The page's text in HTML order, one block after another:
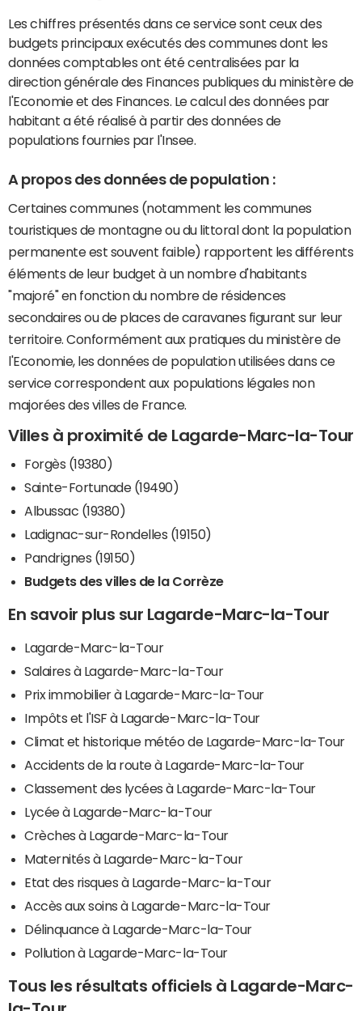
Les chiffres présentés dans ce service sont ceux des
budgets principaux exécutés des communes dont les
données comptables ont été centralisées par la
direction générale des Finances publiques du ministère de
l'Economie et des Finances. Le calcul des données par
habitant a été réalisé à partir des données de
populations fournies par l'Insee.
A propos des données de population :
Certaines communes (notamment les communes
touristiques de montagne ou du littoral dont la population
permanente est souvent faible) rapportent les différents
éléments de leur budget à un nombre d'habitants
"majoré" en fonction du nombre de résidences
secondaires ou de places de caravanes figurant sur leur
territoire. Conformément aux pratiques du ministère de
l'Economie, les données de population utilisées dans ce
service correspondent aux populations légales non
majorées des villes de France.
Villes à proximité de Lagarde-Marc-la-Tour
Forgès (19380)
Sainte-Fortunade (19490)
Albussac (19380)
Ladignac-sur-Rondelles (19150)
Pandrignes (19150)
Budgets des villes de la Corrèze
En savoir plus sur Lagarde-Marc-la-Tour
Lagarde-Marc-la-Tour
Salaires à Lagarde-Marc-la-Tour
Prix immobilier à Lagarde-Marc-la-Tour
Impôts et l'ISF à Lagarde-Marc-la-Tour
Climat et historique météo de Lagarde-Marc-la-Tour
Accidents de la route à Lagarde-Marc-la-Tour
Classement des lycées à Lagarde-Marc-la-Tour
Lycée à Lagarde-Marc-la-Tour
Crèches à Lagarde-Marc-la-Tour
Maternités à Lagarde-Marc-la-Tour
Etat des risques à Lagarde-Marc-la-Tour
Accès aux soins à Lagarde-Marc-la-Tour
Délinquance à Lagarde-Marc-la-Tour
Pollution à Lagarde-Marc-la-Tour
Tous les résultats officiels à Lagarde-Marc-